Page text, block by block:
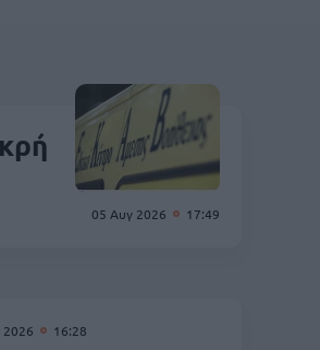
05 Αυγ 2026 17:49
2026 16:28